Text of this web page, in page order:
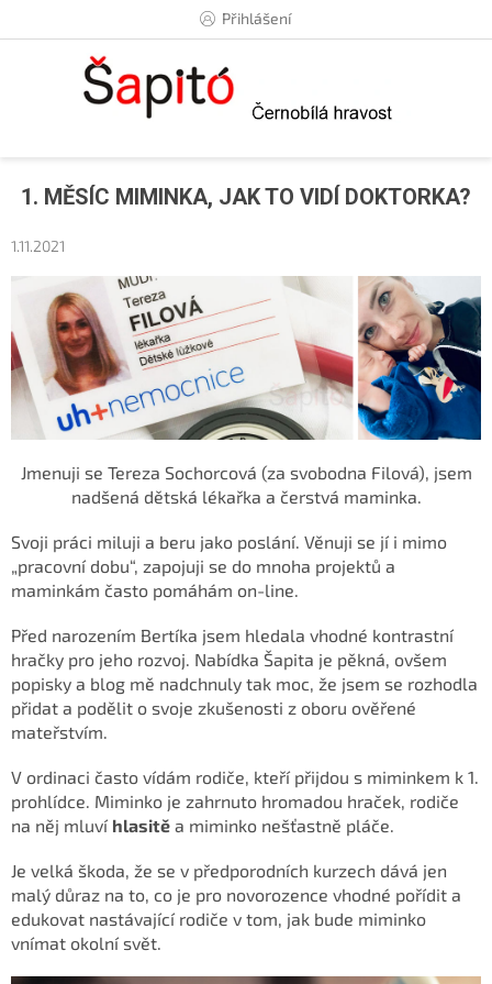
Přihlášení
1. MĚSÍC MIMINKA, JAK TO VIDÍ DOKTORKA?
1.11.2021
Jmenuji se Tereza Sochorcová (za svobodna Filová), jsem
nadšená dětská lékařka a čerstvá maminka.
Svoji práci miluji a beru jako poslání. Věnuji se jí i mimo
„pracovní dobu“, zapojuji se do mnoha projektů a
maminkám často pomáhám on-line.
Před narozením Bertíka jsem hledala vhodné kontrastní
hračky pro jeho rozvoj. Nabídka Šapita je pěkná, ovšem
popisky a blog mě nadchnuly tak moc, že jsem se rozhodla
přidat a podělit o svoje zkušenosti z oboru ověřené
mateřstvím.
V ordinaci často vídám rodiče, kteří přijdou s miminkem k 1.
prohlídce. Miminko je zahrnuto hromadou hraček, rodiče
na něj mluví hlasitě a miminko nešťastně pláče.
Je velká škoda, že se v předporodních kurzech dává jen
malý důraz na to, co je pro novorozence vhodné pořídit a
edukovat nastávající rodiče v tom, jak bude miminko
vnímat okolní svět.